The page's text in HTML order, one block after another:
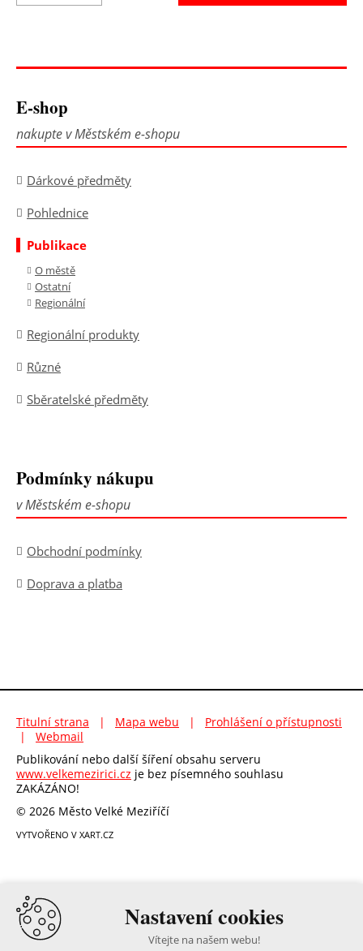
E-shop
nakupte v Městském e-shopu
Dárkové předměty
Pohlednice
Publikace
O městě
Ostatní
Regionální
Regionální produkty
Různé
Sběratelské předměty
Podmínky nákupu
v Městském e-shopu
Obchodní podmínky
Doprava a platba
Titulní strana | Mapa webu | Prohlášení o přístupnosti
| Webmail
Publikování nebo další šíření obsahu serveru
www.velkemezirici.cz je bez písemného souhlasu
ZAKÁZÁNO!
© 2026 Město Velké Meziříčí
VYTVOŘENO V XART.CZ
Nastavení cookies
Vítejte na našem webu!